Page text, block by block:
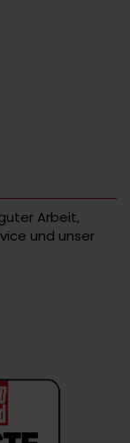
Arbeit,
und unser